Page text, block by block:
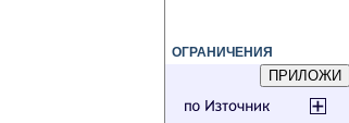
ОГРАНИЧЕНИЯ